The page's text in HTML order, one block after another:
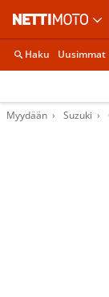
Haku Uusimmat
Myydään Suzuki